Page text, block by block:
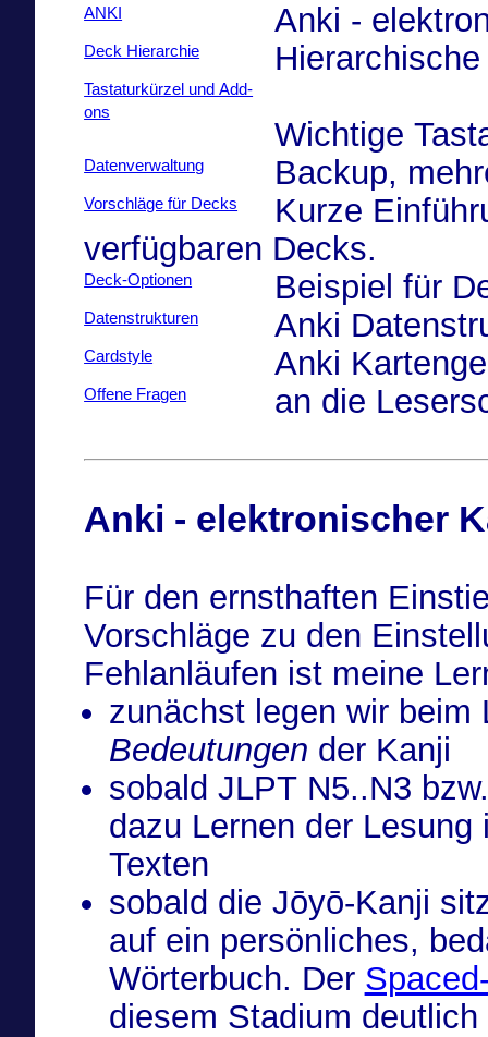
ANKI Anki -
Deck Hierarchie
Tastaturkürzel und Add-
ons
Wichtige
Datenverwaltung Backup,
Vorschläge für Decks
Kurze
verfügbaren Decks.
Deck-Optionen Beispiel für
Datenstrukturen Anki
Cardstyle Anki
Offene Fragen an die
Anki - elektronischer
Für den ernsthaften
Vorschläge zu den
Fehlanläufen ist meine
zunächst legen wir beim
Bedeutungen der Kanji
sobald JLPT N5..N3
dazu Lernen der
Texten
sobald die Jōyō-Kanji
auf ein persönliches,
Wörterbuch. Der
diesem Stadium